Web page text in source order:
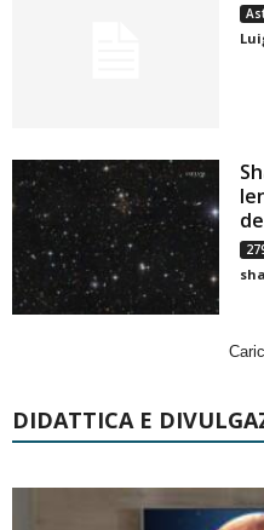
DIDATTICA E